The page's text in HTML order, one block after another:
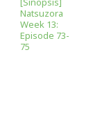
Natsuzora
Week 13:
Episode 73-
75